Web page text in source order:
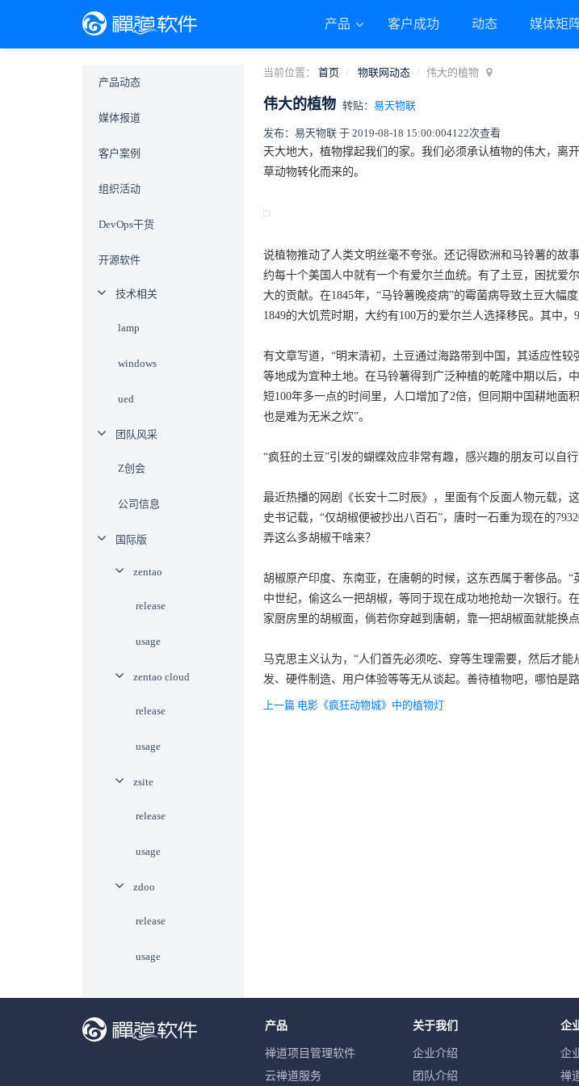
产品 客户成功 动态 媒体矩
当前位置： 首页 物联网动态 伟大的植物
伟大的植物 转贴： 易天物联
发布：易天物联 于 2019-08-18 15:00:004122次查看
天大地大，植物撑起我们的家。我们必须承认植物的伟大，离
草动物转化而来的。
说植物推动了人类文明丝毫不夸张。还记得欧洲和马铃薯的故
约每十个美国人中就有一个有爱尔兰血统。有了土豆，困扰爱
大的贡献。在1845年，“马铃薯晚疫病”的霉菌病导致土豆大幅
1849的大饥荒时期，大约有100万的爱尔兰人选择移民。其中
有文章写道，“明末清初，土豆通过海路带到中国，其适应性
等地成为宜种土地。在马铃薯得到广泛种植的乾隆中期以后，
短100年多一点的时间里，人口增加了2倍，但同期中国耕地面
也是难为无米之炊”。
“疯狂的土豆”引发的蝴蝶效应非常有趣，感兴趣的朋友可以自
最近热播的网剧《长安十二时辰》，里面有个反面人物元载，
史书记载，“仅胡椒便被抄出八百石”，唐时一石重为现在的
弄这么多胡椒干啥来？
胡椒原产印度、东南亚，在唐朝的时候，这东西属于奢侈品。
中世纪，偷这么一把胡椒，等同于现在成功地抢劫一次银行。
家厨房里的胡椒面，倘若你穿越到唐朝，靠一把胡椒面就能换点
马克思主义认为，“人们首先必须吃、穿等生理需要，然后才
发、硬件制造、用户体验等等无从谈起。善待植物吧，哪怕是
上一篇 电影《疯狂动物城》中的植物灯
产品动态
媒体报道
客户案例
组织活动
DevOps干货
开源软件
技术相关
lamp
windows
ued
团队风采
Z创会
公司信息
国际版
zentao
release
usage
zentao cloud
release
usage
zsite
release
usage
zdoo
release
usage
产品
禅道项目管理软件
云禅道服务
关于我们
企业介绍
团队介绍
企
企
禅